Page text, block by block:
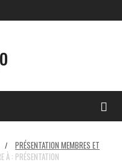
/
PRÉSENTATION MEMBRES ET
À : PRÉSENTATION